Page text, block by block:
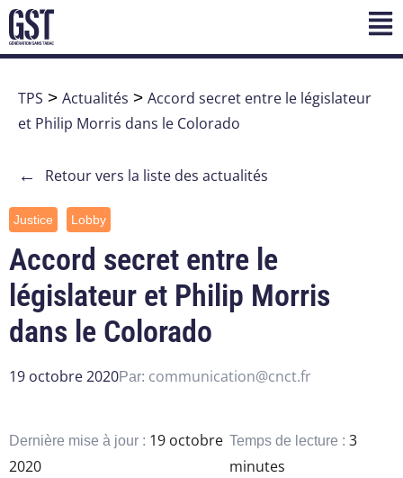
TPS > Actualités > Accord secret entre le législateur
et Philip Morris dans le Colorado
← Retour vers la liste des actualités
Justice Lobby
Accord secret entre le
législateur et Philip Morris
dans le Colorado
19 octobre 2020Par: communication@cnct.fr
Dernière mise à jour : 19 octobre
2020
Temps de lecture : 3
minutes